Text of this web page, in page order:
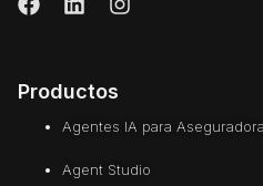
Productos
Agentes IA para
Agent Studio